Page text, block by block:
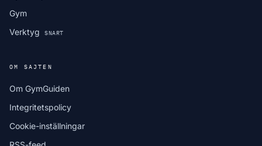
Gym
Verktyg
SNART
OM SAJTEN
Om GymGuiden
Integritetspolicy
Cookie-inställningar